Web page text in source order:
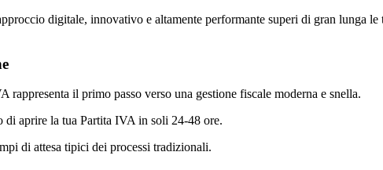
digitale, innovativo e altamente performante superi di gran lunga
rappresenta il primo passo verso una gestione fiscale moderna e snella.
di aprire la tua Partita IVA in soli 24-48 ore.
di attesa tipici dei processi tradizionali.